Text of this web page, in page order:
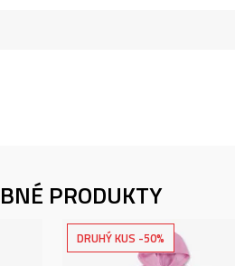
PRODUKTY
DRUHÝ KUS -50%